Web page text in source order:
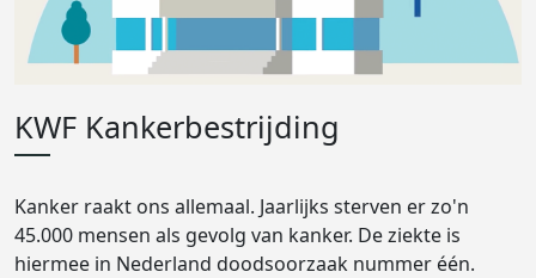
KWF Kankerbestrijding
Kanker raakt ons allemaal. Jaarlijks sterven er zo'n
45.000 mensen als gevolg van kanker. De ziekte is
hiermee in Nederland doodsoorzaak nummer één.